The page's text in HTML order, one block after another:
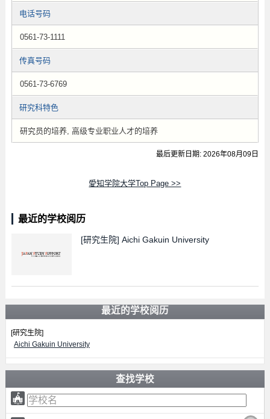
电话号码
0561-73-1111
传真号码
0561-73-6769
研究科特色
研究员的培养, 高级专业职业人才的培养
最后更新日期: 2026年08月09日
愛知学院大学Top Page >>
最近的学校阅历
[研究生院] Aichi Gakuin University
最近的学校阅历
[研究生院]
Aichi Gakuin University
查找学校